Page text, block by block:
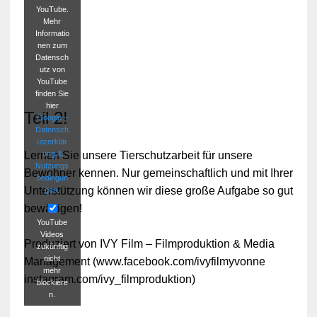
YouTube.
Mehr
Informatio
nen zum
Datensch
utz von
YouTube
finden Sie
hier
Google –
Datensch
utzerklär
ung &
Nutzungs
bedingun
gen.
YouTube
Videos
zukünftig
nicht
mehr
blockiere
n.
Teil 2!
Lernen Sie unsere Tierschutzarbeit für unsere
Bewohner kennen. Nur gemeinschaftlich und mit Ihrer
Unterstützung können wir diese große Aufgabe so gut
bewältigen!
Produziert von IVY Film – Filmproduktion & Media
Management (www.facebook.com/ivyfilmyvonne
instagram.com/ivy_filmproduktion)